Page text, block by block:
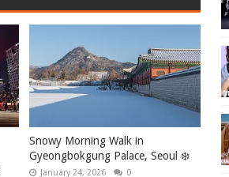
Snowy Morning Walk in
Gyeongbokgung Palace, Seoul ❄️
January 24, 2026 0